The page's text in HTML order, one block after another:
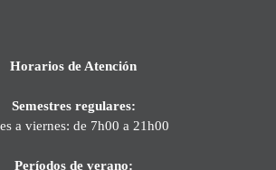
Horarios de Atención
Semestres regulares:
a viernes: de 7h00 a 21h00
Períodos de verano: